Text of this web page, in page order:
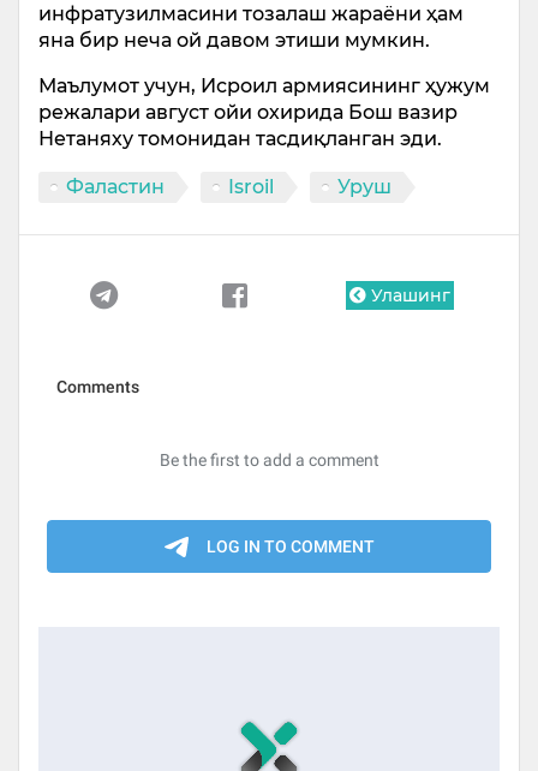
инфратузилмасини тозалаш жараёни ҳам
яна бир неча ой давом этиши мумкин.
Маълумот учун, Исроил армиясининг ҳужум
режалари август ойи охирида Бош вазир
Нетаняху томонидан тасдиқланган эди.
Фаластин Isroil Уруш
Улашинг